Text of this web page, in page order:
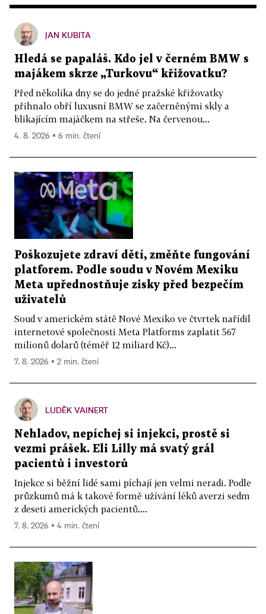
JAN KUBITA
Hledá se papaláš. Kdo jel v černém BMW s
majákem skrze „Turkovu“ křižovatku?
Před několika dny se do jedné pražské křižovatky
přihnalo obří luxusní BMW se začerněnými skly a
blikajícím majáčkem na střeše. Na červenou...
4. 8. 2026 ▪ 6 min. čtení
Poškozujete zdraví dětí, změňte fungování
platforem. Podle soudu v Novém Mexiku
Meta upřednostňuje zisky před bezpečím
uživatelů
Soud v americkém státě Nové Mexiko ve čtvrtek nařídil
internetové společnosti Meta Platforms zaplatit 567
milionů dolarů (téměř 12 miliard Kč)...
7. 8. 2026 ▪ 2 min. čtení
LUDĚK VAINERT
Nehladov, nepíchej si injekci, prostě si
vezmi prášek. Eli Lilly má svatý grál
pacientů i investorů
Injekce si běžní lidé sami píchají jen velmi neradi. Podle
průzkumů má k takové formě užívání léků averzi sedm
z deseti amerických pacientů....
7. 8. 2026 ▪ 4 min. čtení